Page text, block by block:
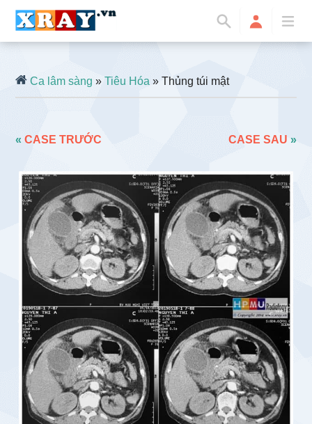
Ca lâm sàng »Tiêu Hóa » Thủng túi mật
«CASE TRƯỚC CASE SAU »